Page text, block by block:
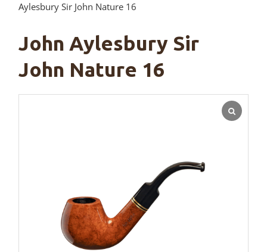
Aylesbury Sir John Nature 16
John Aylesbury Sir
John Nature 16